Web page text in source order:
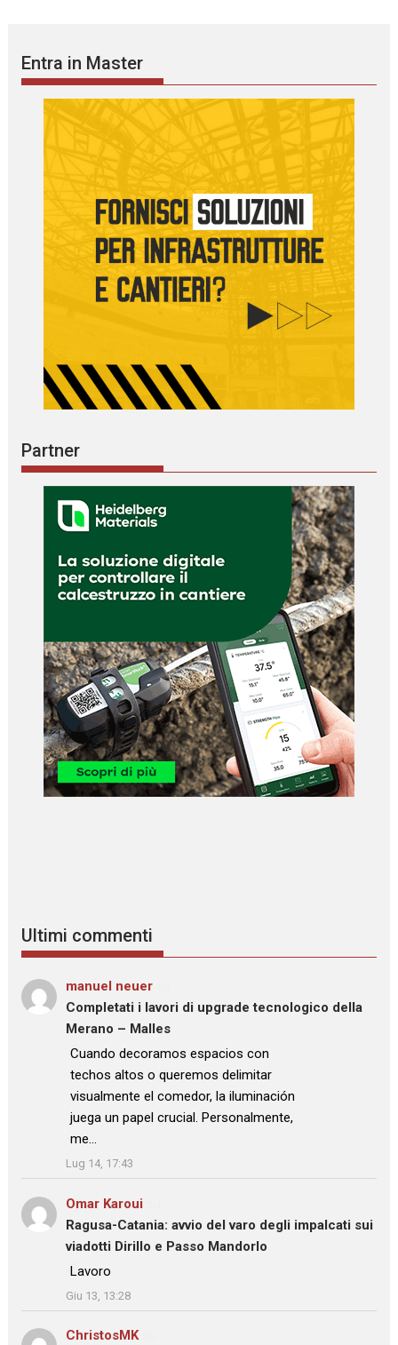
Entra in Master
Partner
Ultimi commenti
manuel neuer
Completati i lavori di upgrade tecnologico della
Merano – Malles
: “
Cuando decoramos espacios con
techos altos o queremos delimitar
visualmente el comedor, la iluminación
juega un papel crucial. Personalmente,
me…
”
Lug 14, 17:43
Omar Karoui
Ragusa-Catania: avvio del varo degli impalcati sui
viadotti Dirillo e Passo Mandorlo
: “Lavoro
”
Giu 13, 13:28
ChristosMKsu